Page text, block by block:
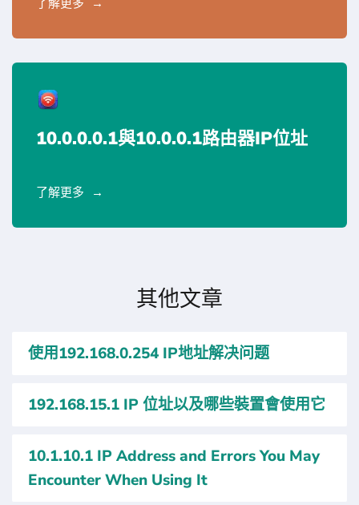
了解更多
10.0.0.0.1與10.0.0.1路由器IP位址
了解更多
其他文章
使用192.168.0.254 IP地址解决问题
192.168.15.1 IP 位址以及哪些裝置會使用它
10.1.10.1 IP Address and Errors You May
Encounter When Using It